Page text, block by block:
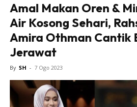
Amal Makan Oren &
Air Kosong Sehari,
Amira Othman Cantik
Jerawat
By SH - 7 Ogo 2023